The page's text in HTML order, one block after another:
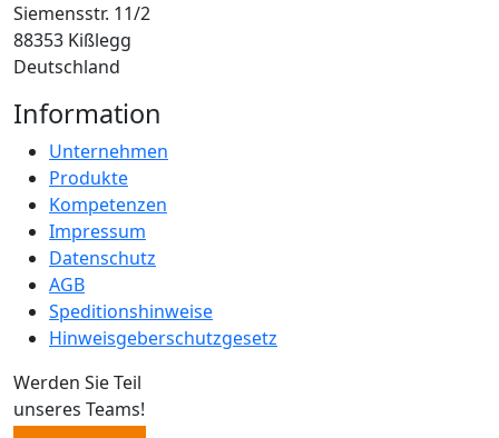
Siemensstr. 11/2
88353 Kißlegg
Deutschland
Information
Unternehmen
Produkte
Kompetenzen
Impressum
Datenschutz
AGB
Speditionshinweise
Hinweisgeberschutzgesetz
Werden Sie Teil
unseres Teams!